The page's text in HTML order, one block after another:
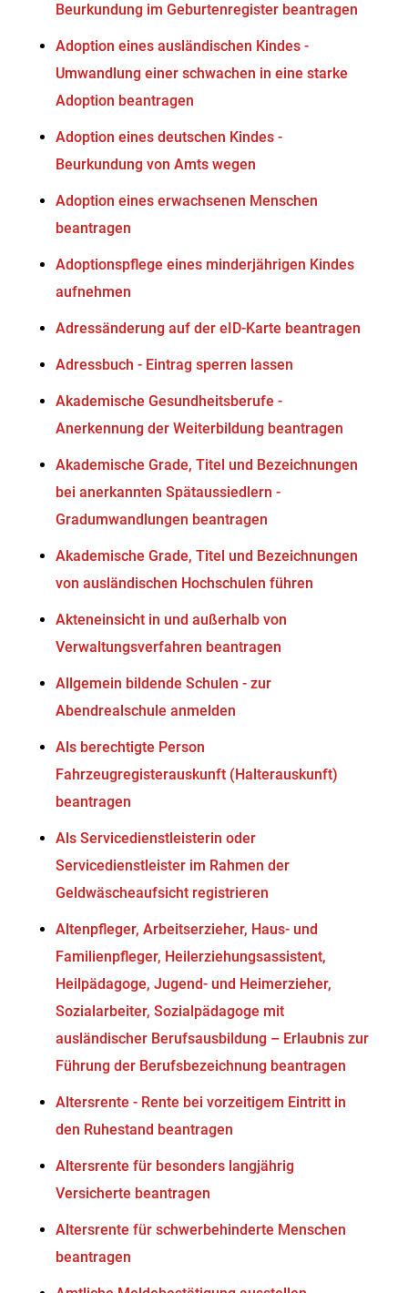
Beurkundung im Geburtenregister beantragen
Adoption eines ausländischen Kindes -
Umwandlung einer schwachen in eine starke
Adoption beantragen
Adoption eines deutschen Kindes -
Beurkundung von Amts wegen
Adoption eines erwachsenen Menschen
beantragen
Adoptionspflege eines minderjährigen Kindes
aufnehmen
Adressänderung auf der eID-Karte beantragen
Adressbuch - Eintrag sperren lassen
Akademische Gesundheitsberufe -
Anerkennung der Weiterbildung beantragen
Akademische Grade, Titel und Bezeichnungen
bei anerkannten Spätaussiedlern -
Gradumwandlungen beantragen
Akademische Grade, Titel und Bezeichnungen
von ausländischen Hochschulen führen
Akteneinsicht in und außerhalb von
Verwaltungsverfahren beantragen
Allgemein bildende Schulen - zur
Abendrealschule anmelden
Als berechtigte Person
Fahrzeugregisterauskunft (Halterauskunft)
beantragen
Als Servicedienstleisterin oder
Servicedienstleister im Rahmen der
Geldwäscheaufsicht registrieren
Altenpfleger, Arbeitserzieher, Haus- und
Familienpfleger, Heilerziehungsassistent,
Heilpädagoge, Jugend- und Heimerzieher,
Sozialarbeiter, Sozialpädagoge mit
ausländischer Berufsausbildung – Erlaubnis zur
Führung der Berufsbezeichnung beantragen
Altersrente - Rente bei vorzeitigem Eintritt in
den Ruhestand beantragen
Altersrente für besonders langjährig
Versicherte beantragen
Altersrente für schwerbehinderte Menschen
beantragen